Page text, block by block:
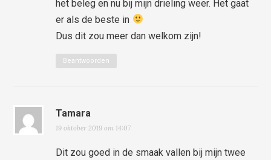
het beleg en nu bij mijn drieling weer. Het gaat
er als de beste in
Dus dit zou meer dan welkom zijn!
Beantwoorden
Tamara
19 oktober 2019 om 14:07
Dit zou goed in de smaak vallen bij mijn twee